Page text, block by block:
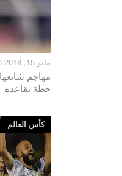
مايو 15, 2018 10:00 ص
مهاجم
خطة تقاعده
كأس العالم